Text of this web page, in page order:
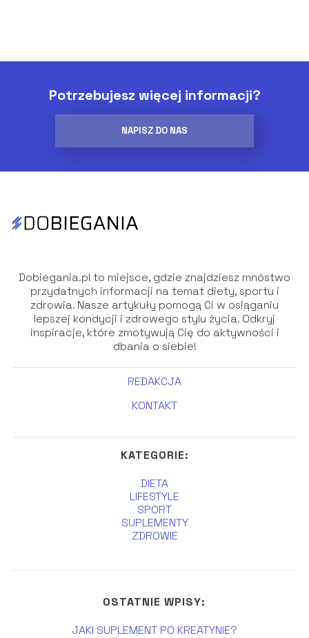
Potrzebujesz więcej informacji?
NAPISZ DO NAS
Dobiegania.pl to miejsce, gdzie znajdziesz mnóstwo
przydatnych informacji na temat diety, sportu i
zdrowia. Nasze artykuły pomogą Ci w osiąganiu
lepszej kondycji i zdrowego stylu życia. Odkryj
inspiracje, które zmotywują Cię do aktywności i
dbania o siebie!
REDAKCJA
KONTAKT
KATEGORIE:
DIETA
LIFESTYLE
SPORT
SUPLEMENTY
ZDROWIE
OSTATNIE WPISY:
JAKI SUPLEMENT PO KREATYNIE?